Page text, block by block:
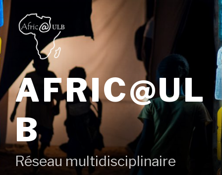
Aller
au
contenu
principal
AFRIC@UL
B
Réseau multidisciplinaire